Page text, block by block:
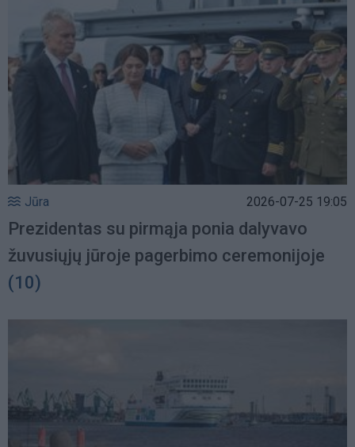
Jūra 2026-07-25 19:05
Prezidentas su pirmąja ponia dalyvavo
žuvusiųjų jūroje pagerbimo ceremonijoje
(10)